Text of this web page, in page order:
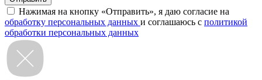
Нажимая на кнопку «Отправить», я даю согласие на
обработку персональных данных и соглашаюсь с политикой
обработки персональных данных